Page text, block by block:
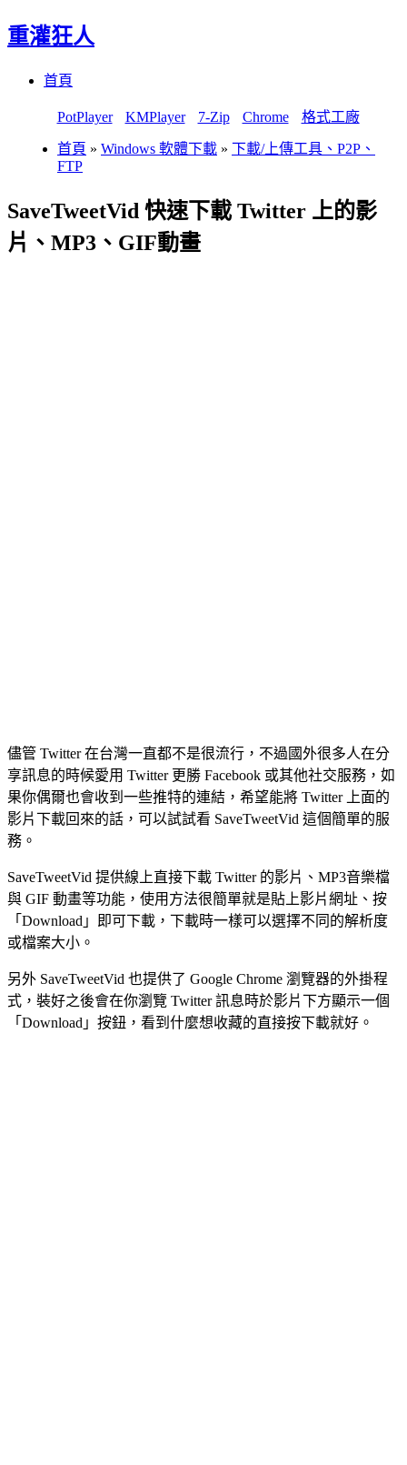
重灌狂人
首頁
PotPlayer KMPlayer 7-Zip Chrome 格式工廠
首頁 » Windows 軟體下載 » 下載/上傳工具、P2P、
FTP
SaveTweetVid 快速下載 Twitter 上的影
片、MP3、GIF動畫
儘管 Twitter 在台灣一直都不是很流行，不過國外很多人在分
享訊息的時候愛用 Twitter 更勝 Facebook 或其他社交服務，如
果你偶爾也會收到一些推特的連結，希望能將 Twitter 上面的
影片下載回來的話，可以試試看 SaveTweetVid 這個簡單的服
務。
SaveTweetVid 提供線上直接下載 Twitter 的影片、MP3音樂檔
與 GIF 動畫等功能，使用方法很簡單就是貼上影片網址、按
「Download」即可下載，下載時一樣可以選擇不同的解析度
或檔案大小。
另外 SaveTweetVid 也提供了 Google Chrome 瀏覽器的外掛程
式，裝好之後會在你瀏覽 Twitter 訊息時於影片下方顯示一個
「Download」按鈕，看到什麼想收藏的直接按下載就好。